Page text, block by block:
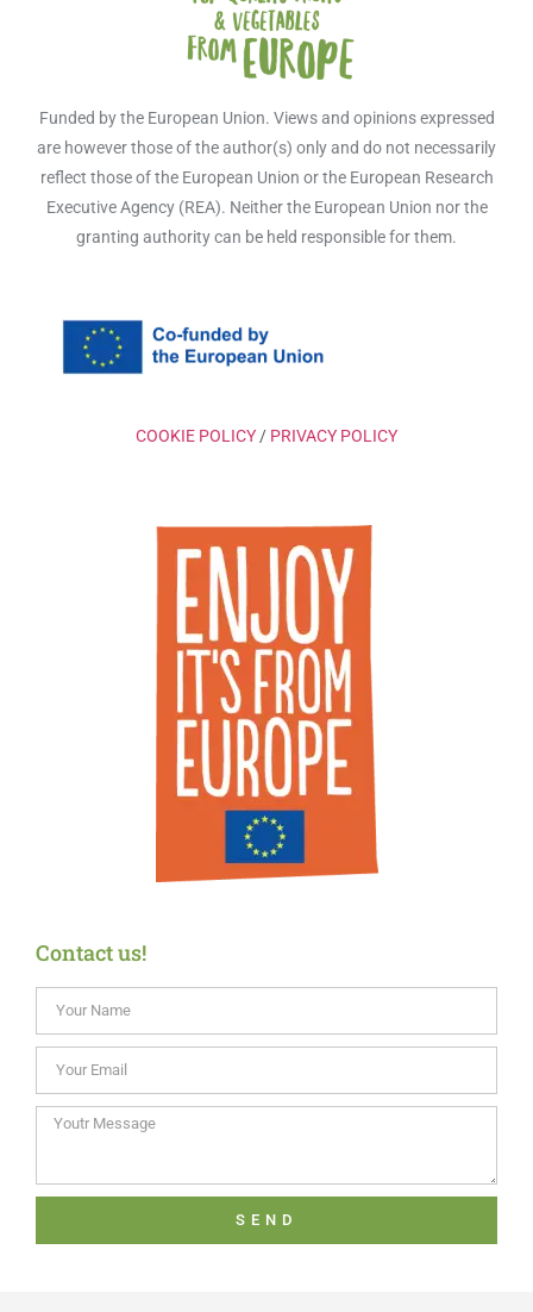
Funded by the European Union. Views and opinions expressed
are however those of the author(s) only and do not necessarily
reflect those of the European Union or the European Research
Executive Agency (REA). Neither the European Union nor the
granting authority can be held responsible for them.
COOKIE POLICY / PRIVACY POLICY
Contact us!
SEND